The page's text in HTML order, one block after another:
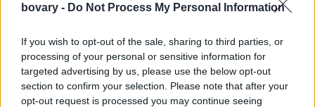
bovary - Do Not Process My Personal Information
If you wish to opt-out of the sale, sharing to third parties, or
processing of your personal or sensitive information for
targeted advertising by us, please use the below opt-out
section to confirm your selection. Please note that after your
opt-out request is processed you may continue seeing